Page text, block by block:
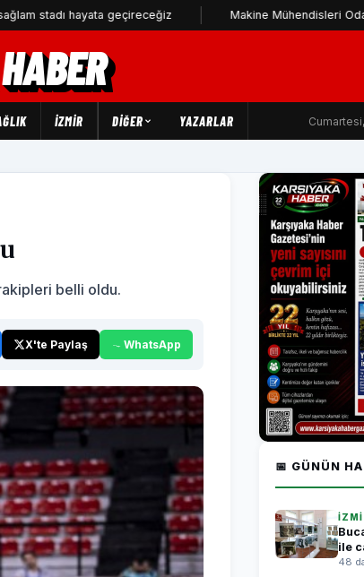
hayata geçireceğiz Makine Mühendisleri Odası'ndan
İZMİR DIĞER YAZARLAR
belli oldu.
X'te Paylaş WhatsApp
📅 GÜNÜN
ile
48